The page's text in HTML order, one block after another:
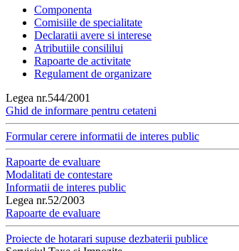
Componenta
Comisiile de specialitate
Declaratii avere si interese
Atributiile consililui
Rapoarte de activitate
Regulament de organizare
Legea nr.544/2001
Ghid de informare pentru cetateni
Formular cerere informatii de interes public
Rapoarte de evaluare
Modalitati de contestare
Informatii de interes public
Legea nr.52/2003
Rapoarte de evaluare
Proiecte de hotarari supuse dezbaterii publice